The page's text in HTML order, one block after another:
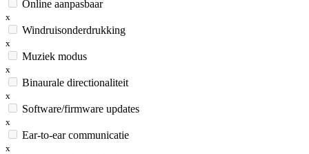
Online aanpasbaar
x
Windruisonderdrukking
x
Muziek modus
x
Binaurale directionaliteit
x
Software/firmware updates
x
Ear-to-ear communicatie
x